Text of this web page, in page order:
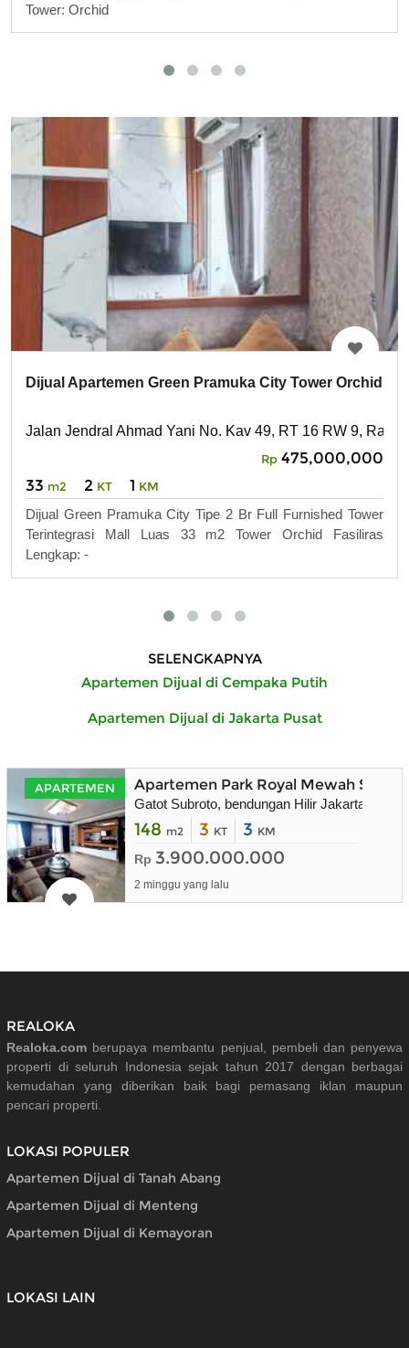
Tower: Orchid
Dijual Apartemen Green Pramuka City Tower Orchid
Jalan Jendral Ahmad Yani No. Kav 49, RT 16 RW 9,
Rp 475,000,000
33 m2 2 KT 1 KM
Dijual Green Pramuka City Tipe 2 Br Full Furnished Tower
Terintegrasi Mall Luas 33 m2 Tower Orchid Fasiliras
Lengkap: -
SELENGKAPNYA
Apartemen Dijual di Cempaka Putih
Apartemen Dijual di Jakarta Pusat
APARTEMEN Apartemen Park Royal Mewah
Gatot Subroto, bendungan Hilir Jakarta Pusat
148 m2 3 KT 3 KM
Rp 3.900.000.000
2 minggu yang lalu
REALOKA
Realoka.com berupaya membantu penjual, pembeli dan penyewa
properti di seluruh Indonesia sejak tahun 2017 dengan berbagai
kemudahan yang diberikan baik bagi pemasang iklan maupun
pencari properti.
LOKASI POPULER
Apartemen Dijual di Tanah Abang
Apartemen Dijual di Menteng
Apartemen Dijual di Kemayoran
LOKASI LAIN